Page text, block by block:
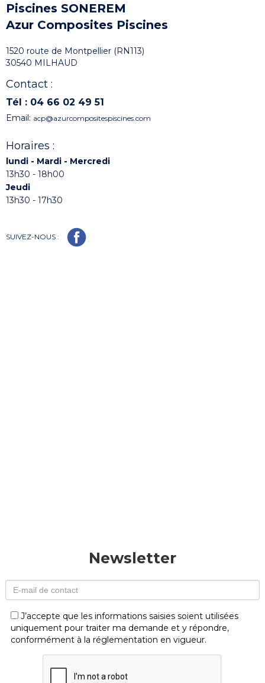
Piscines SONEREM
Azur Composites Piscines
1520 route de Montpellier (RN113)
30540 MILHAUD
Contact :
Tél : 04 66 02 49 51
Email: acp@azurcompositespiscines.com
Horaires :
lundi - Mardi - Mercredi
13h30 - 18h00
Jeudi
13h30 - 17h30
SUIVEZ-NOUS :
Newsletter
uniquement pour traiter ma demande et y répondre,
conformément à la réglementation en vigueur.